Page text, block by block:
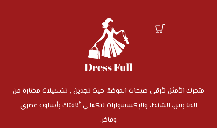
متجرك الأمثل لأرقى صيحات الموضة، حيث تجدين , تشكيلات مختارة من
الملابس، الشنط، والإكسسوارات لتكملي أناقتك بأسلوب عصري
وفاخر.